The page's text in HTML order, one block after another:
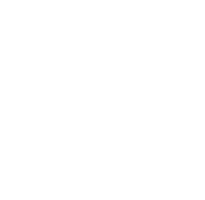
«Ha tenido importancia la
Primera RFEF teníamos que
técnica es muy importante.
Este año se está
tecnología y manos y ojos.
mercados que estamos
suficientes o seguridad
incorporación de un jugador.
modelo de cantera. Los
importante el conocer bien a